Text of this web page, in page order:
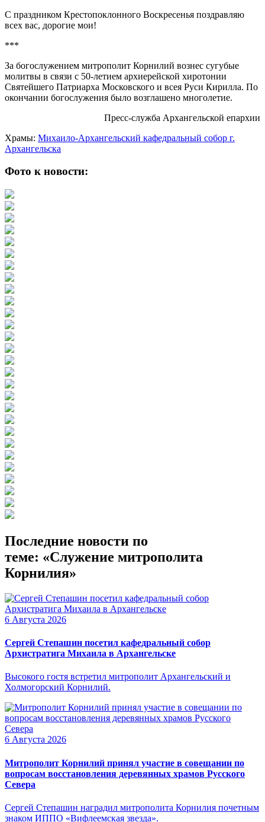
С праздником Крестопоклонного Воскресенья поздравляю
всех вас, дорогие мои!
***
За богослужением митрополит Корнилий вознес сугубые
молитвы в связи с 50-летием архиерейской хиротонии
Святейшего Патриарха Московского и всея Руси Кирилла. По
окончании богослужения было возглашено многолетие.
Пресс-служба Архангельской епархии
Храмы: Михаило-Архангельский кафедральный собор г.
Архангельска
Фото к новости:
Последние новости по
теме: «Служение митрополита
Корнилия»
6 Августа 2026
Сергей Степашин посетил кафедральный собор
Архистратига Михаила в Архангельске
Высокого гостя встретил митрополит Архангельский и
Холмогорский Корнилий.
6 Августа 2026
Митрополит Корнилий принял участие в совещании по
вопросам восстановления деревянных храмов Русского
Севера
Сергей Степашин наградил митрополита Корнилия почетным
знаком ИППО «Вифлеемская звезда».